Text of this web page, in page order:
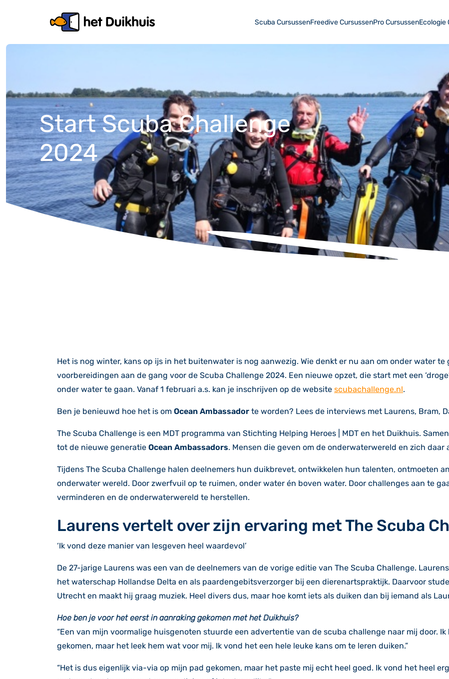
Scuba CursussenFreedive CursussenPro CursussenEcologie
Start Scuba Challenge
2024
Het is nog winter, kans op ijs in het buitenwater is nog aanwezig. Wie denkt er nu aan om onder water
voorbereidingen aan de gang voor de Scuba Challenge 2024. Een nieuwe opzet, die start met een
onder water te gaan. Vanaf 1 februari a.s. kan je inschrijven op de website scubachallenge.nl.
Ben je benieuwd hoe het is om Ocean Ambassador te worden? Lees de interviews met Laurens, Bram,
The Scuba Challenge is een MDT programma van Stichting Helping Heroes | MDT en het Duikhuis.
tot de nieuwe generatie Ocean Ambassadors. Mensen die geven om de onderwaterwereld en zich daar
Tijdens The Scuba Challenge halen deelnemers hun duikbrevet, ontwikkelen hun talenten, ontmoeten
onderwater wereld. Door zwerfvuil op te ruimen, onder water én boven water. Door challenges aan te
verminderen en de onderwaterwereld te herstellen.
Laurens vertelt over zijn ervaring met The Scuba
‘Ik vond deze manier van lesgeven heel waardevol’
De 27-jarige Laurens was een van de deelnemers van de vorige editie van The Scuba Challenge.
het waterschap Hollandse Delta en als paardengebitsverzorger bij een dierenartspraktijk. Daarvoor
Utrecht en maakt hij graag muziek. Heel divers dus, maar hoe komt iets als duiken dan bij iemand als
Hoe ben je voor het eerst in aanraking gekomen met het Duikhuis?
“Een van mijn voormalige huisgenoten stuurde een advertentie van de scuba challenge naar mij door.
gekomen, maar het leek hem wat voor mij. Ik vond het een hele leuke kans om te leren duiken.”
“Het is dus eigenlijk via-via op mijn pad gekomen, maar het paste mij echt heel goed. Ik vond het heel